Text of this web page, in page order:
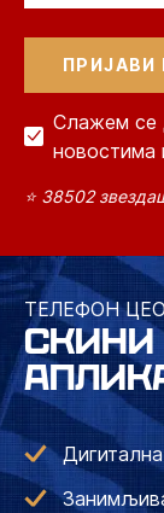
Слажем се
новостима
⭐ 38502
ТЕЛЕФОН
СКИНИ